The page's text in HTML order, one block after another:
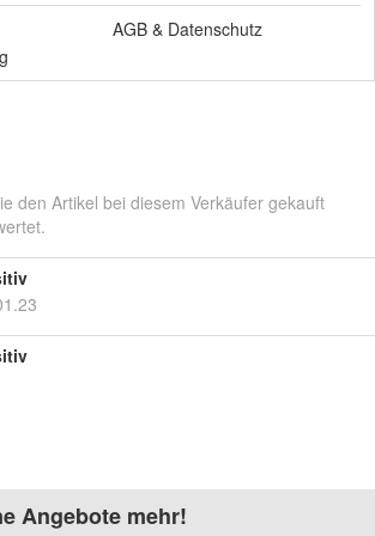
AGB & Datenschutz
den Artikel bei diesem Verkäufer gekauft
Angebote mehr!